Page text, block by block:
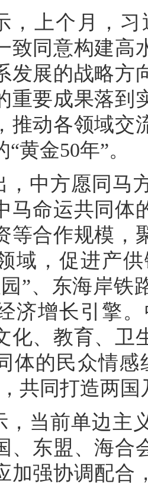
，上个月，
致同意构建高
发展的战略方
重要成果落到
推动各领域交
黄金50年”。
，中方愿同马
马命运共同体
等合作规模，
域，促进产
”、东海岸铁
济增长引擎
化、教育、卫
体的民众情
共同打造两
，当前单边主
、东盟、海合
加强协调配合